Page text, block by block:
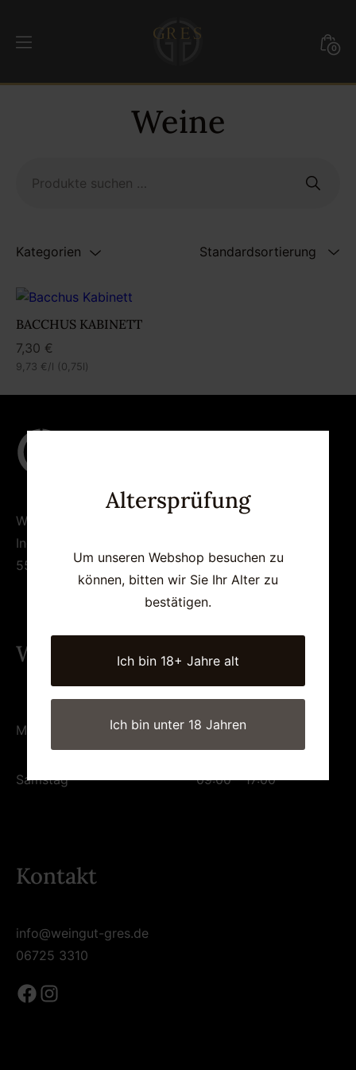
zum
0
Weine
nach:
Kategorien
BACCHUS KABINETT
7,30 €
9,73 € /l (0,75l)
WEINGUT GRES
Ingelheimer Str. 6
55437 Appenheim
Weinverkauf
Montag – Freitag
09:00 - 12:00
Samstag 09:00 - 17:00
Kontakt
info@weingut-gres.de
06725 3310
Facebook
Instagram
Altersprüfung
Um unseren Webshop besuchen zu
können, bitten wir Sie Ihr Alter zu
bestätigen.
Ich bin 18+ Jahre alt
Ich bin unter 18 Jahren